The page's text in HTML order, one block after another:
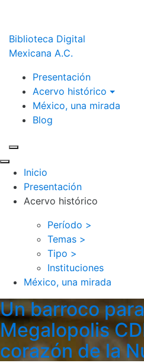
Biblioteca Digital
Mexicana A.C.
Presentación
Acervo histórico
México, una mirada
Blog
Inicio
Presentación
Acervo histórico
Período >
Temas >
Tipo >
Instituciones
México, una mirada
Un barroco
Megalopolis
corazón de la